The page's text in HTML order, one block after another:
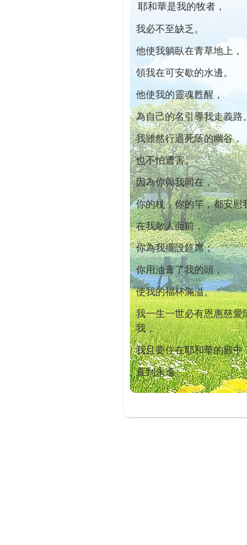
耶和華是我的牧者，
我必不至缺乏。
他使我躺臥在青草地上，
領我在可安歇的水邊。
他使我的靈魂甦醒，
為自己的名引導我走義路。
我雖然行過死蔭的幽谷，
也不怕遭害。
因為你與我同在，
你的杖，你的竿，都安慰
在我敵人面前，
你為我擺設筵席；
你用油膏了我的頭，
使我的福杯滿溢。
我一生一世必有恩惠慈愛
我，
我且要住在耶和華的殿中
直到永遠。
本院自開幕迄今已篩檢出1700位乳癌